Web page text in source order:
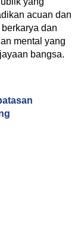
acuan dan
dan
mental yang
bangsa.